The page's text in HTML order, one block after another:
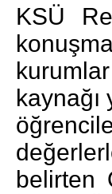
KSÜ
belirten